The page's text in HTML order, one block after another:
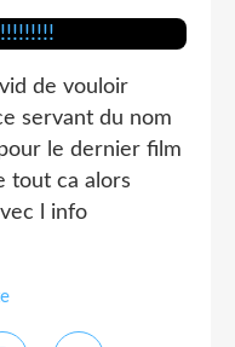
de vouloir
servant du nom
pour le dernier film
tout ca alors
l info